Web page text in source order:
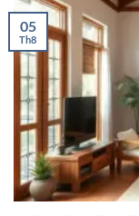
05
Th8